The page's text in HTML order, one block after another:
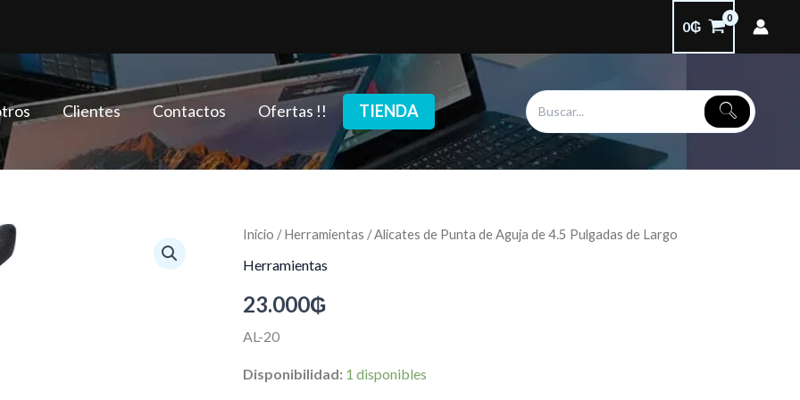
0₲
Clientes Contactos Ofertas !! TIENDA
Inicio /Herramientas / Alicates de Punta de Aguja de 4.5 Pulgadas de Largo
Herramientas
23.000₲
AL-20
Disponibilidad: 1 disponibles
Alicates
Punta
Aguja
4.5
de